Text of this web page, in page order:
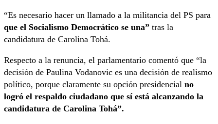
“Es necesario hacer un llamado a la militancia del PS para
que el Socialismo Democrático se una” tras la
candidatura de Carolina Tohá.
Respecto a la renuncia, el parlamentario comentó que “la
decisión de Paulina Vodanovic es una decisión de realismo
político, porque claramente su opción presidencial no
logró el respaldo ciudadano que sí está alcanzando la
candidatura de Carolina Tohá”.